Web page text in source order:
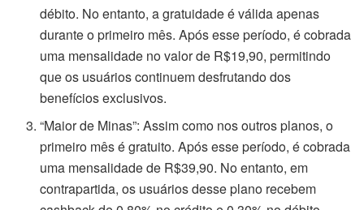
débito. No entanto, a gratuidade é válida apenas
durante o primeiro mês. Após esse período, é cobrada
uma mensalidade no valor de R$19,90, permitindo
que os usuários continuem desfrutando dos
benefícios exclusivos.
“Maior de Minas”: Assim como nos outros planos, o
primeiro mês é gratuito. Após esse período, é cobrada
uma mensalidade de R$39,90. No entanto, em
contrapartida, os usuários desse plano recebem